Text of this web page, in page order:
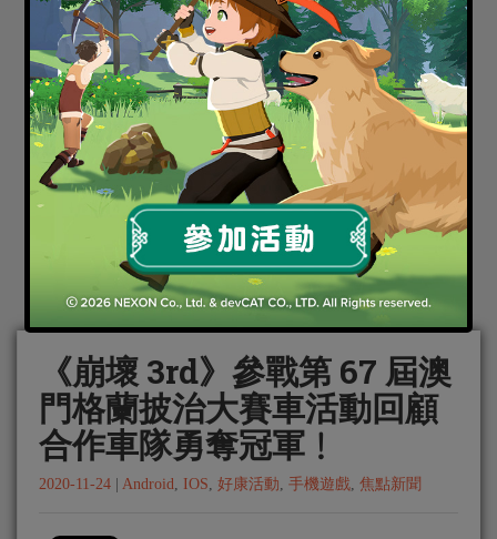
《崩壞 3rd》參戰第 67 屆澳
門格蘭披治大賽車活動回顧
合作車隊勇奪冠軍﹗
2020-11-24 Android, IOS, 好康活動, 手機遊戲, 焦點新聞